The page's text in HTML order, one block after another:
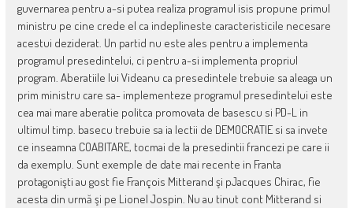
guvernarea pentru a-si putea realiza programul isis propune primul
ministru pe cine crede el ca indeplineste caracteristicile necesare
acestui deziderat. Un partid nu este ales pentru a implementa
programul presedintelui, ci pentru a-si implementa propriul
program. Aberatiile lui Videanu ca presedintele trebuie sa aleaga un
prim ministru care sa- implementeze programul presedintelui este
cea mai mare aberatie politca promovata de basescu si PD-L in
ultimul timp. basecu trebuie sa ia lectii de DEMOCRATIE si sa invete
ce inseamna COABITARE, tocmai de la presedintii francezi pe care ii
da exemplu. Sunt exemple de date mai recente in Franta
protagonişti au gost fie François Mitterand şi pJacques Chirac, fie
acesta din urmă şi pe Lionel Jospin. Nu au tinut cont Mitterand si